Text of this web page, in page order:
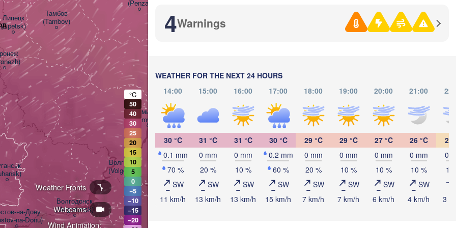
4Warnings
WEATHER FOR THE NEXT 24 HOURS
14:00
15:00 16:00 17:00 18:00 19:00 20:00 21:00
30 °C
0.1 mm
70 %
SW
11 km/h
31 °C
0 mm
20 %
SW
13 km/h
31 °C
0 mm
10 %
SW
13 km/h
30 °C
0.2 mm
60 %
SW
15 km/h
29 °C
0 mm
20 %
SW
7 km/h
29 °C
0 mm
10 %
SW
7 km/h
27 °C
0 mm
10 %
SW
6 km/h
26 °C
0 mm
10 %
SW
4 km/h
24
0
10
3
Wind Animation:
Webcams
Weather Fronts
Липецк
(Lipetsk)
Тамбов
(Tambov)
на-Дону
na-Donu)
Волгоград
(Volgograd)
Волгодонск
(Volgodonsk)
(Penza)
Камышин
(Kamyshin)
Орал
(Oral)
Ақтөбе
(Aktobe)
°C
50
40
30
25
20
15
10
5
0
−5
−10
−15
−20